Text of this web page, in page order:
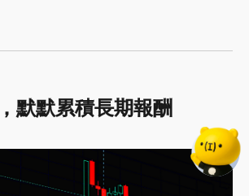
默默累積長期報酬